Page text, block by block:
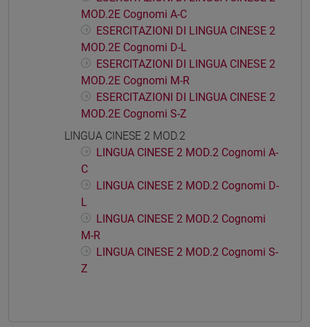
MOD.2E Cognomi A-C
ESERCITAZIONI DI LINGUA CINESE 2
MOD.2E Cognomi D-L
ESERCITAZIONI DI LINGUA CINESE 2
MOD.2E Cognomi M-R
ESERCITAZIONI DI LINGUA CINESE 2
MOD.2E Cognomi S-Z
LINGUA CINESE 2 MOD.2
LINGUA CINESE 2 MOD.2 Cognomi A-
C
LINGUA CINESE 2 MOD.2 Cognomi D-
L
LINGUA CINESE 2 MOD.2 Cognomi
M-R
LINGUA CINESE 2 MOD.2 Cognomi S-
Z